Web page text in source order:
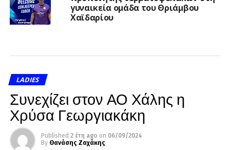
γυναικεία ομάδα του Θριάμβου
Χαϊδαρίου
LADIES
Συνεχίζει στον ΑΟ Χάλης η
Χρύσα Γεωργιακάκη
Published 2 έτη ago on 06/09/2024
By Θανάσης Ζαχάκης